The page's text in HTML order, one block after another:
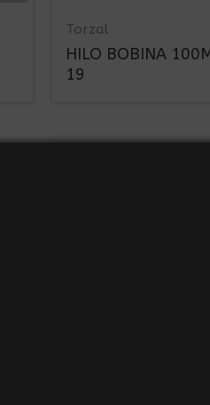
Torzal
HILO BOBINA
19